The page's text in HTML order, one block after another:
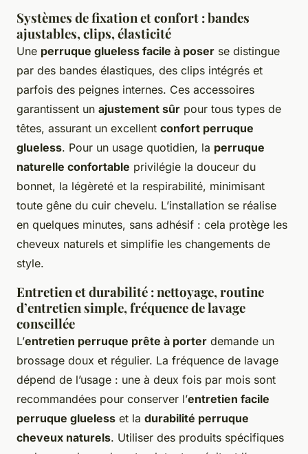
Systèmes de fixation et confort : bandes
ajustables, clips, élasticité
Une perruque glueless facile à poser se distingue
par des bandes élastiques, des clips intégrés et
parfois des peignes internes. Ces accessoires
garantissent un ajustement sûr pour tous types de
têtes, assurant un excellent confort perruque
glueless. Pour un usage quotidien, la perruque
naturelle confortable privilégie la douceur du
bonnet, la légèreté et la respirabilité, minimisant
toute gêne du cuir chevelu. L’installation se réalise
en quelques minutes, sans adhésif : cela protège les
cheveux naturels et simplifie les changements de
style.
Entretien et durabilité : nettoyage, routine
d’entretien simple, fréquence de lavage
conseillée
L’entretien perruque prête à porter demande un
brossage doux et régulier. La fréquence de lavage
dépend de l’usage : une à deux fois par mois sont
recommandées pour conserver l’entretien facile
perruque glueless et la durabilité perruque
cheveux naturels. Utiliser des produits spécifiques